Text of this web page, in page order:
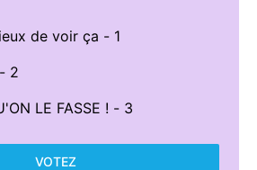
de voir ça - 1
2
LE FASSE ! - 3
VOTEZ